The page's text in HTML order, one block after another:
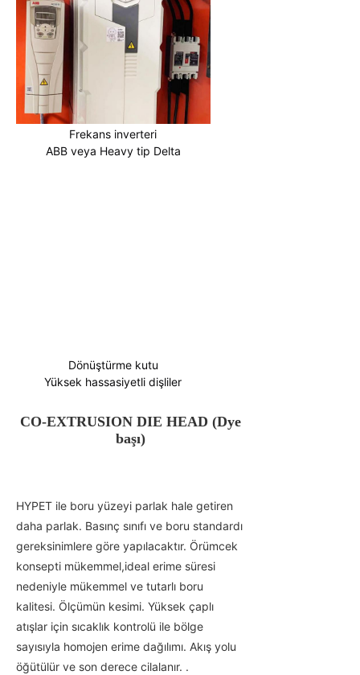
Frekans inverteri
ABB veya Heavy tip Delta
Dönüştürme kutu
Yüksek hassasiyetli dişliler
CO-EXTRUSION DIE HEAD (Dye
başı)
HYPET ile boru yüzeyi parlak hale getiren
daha parlak. Basınç sınıfı ve boru standardı
gereksinimlere göre yapılacaktır. Örümcek
konsepti mükemmel,ideal erime süresi
nedeniyle mükemmel ve tutarlı boru
kalitesi. Ölçümün kesimi. Yüksek çaplı
atışlar için sıcaklık kontrolü ile bölge
sayısıyla homojen erime dağılımı. Akış yolu
öğütülür ve son derece cilalanır. .